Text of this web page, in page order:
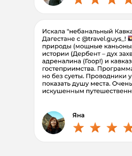
от 3-х человек
73.900₽/чел
Полная программа
6 дней
Рассрочка без%
94.000
Выбрать дату